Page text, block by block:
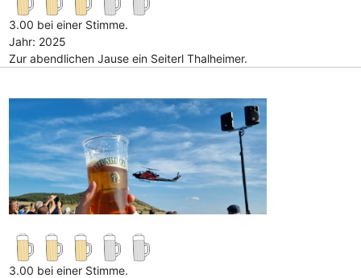
3.00 bei einer Stimme.
Jahr: 2025
Zur abendlichen Jause ein Seiterl Thalheimer.
3.00 bei einer Stimme.